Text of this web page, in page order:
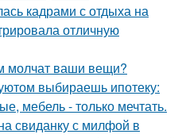
кадрами с отдыха на
отличную
молчат ваши вещи?
выбираешь ипотеку:
мебель - только мечтать.
свиданку с милфой в